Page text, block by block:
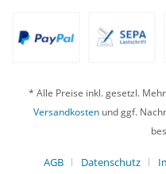
* Alle Preise inkl. gesetzl.
Versandkosten und ggf.
AGB Datenschutz